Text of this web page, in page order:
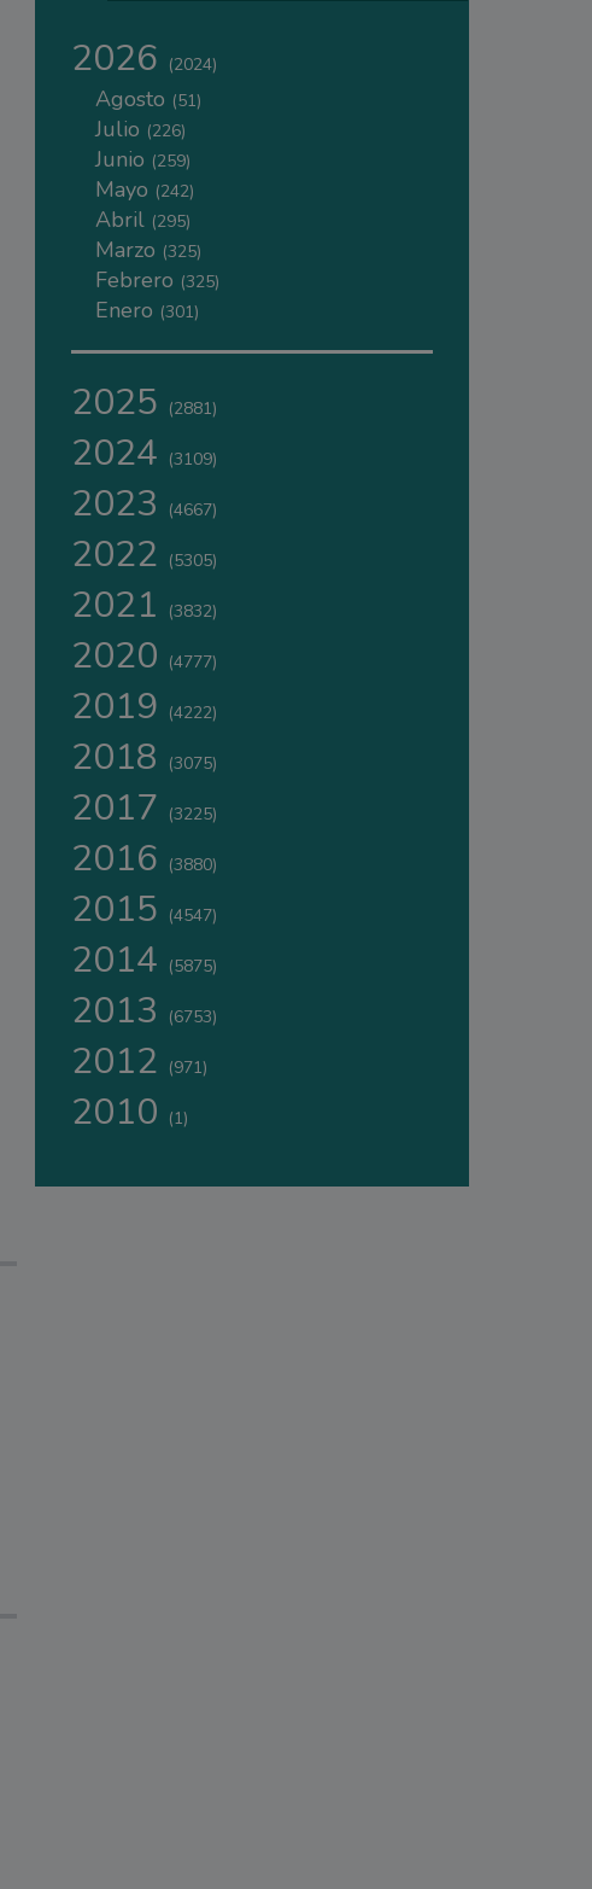
2026 (2024)
Agosto (51)
Julio (226)
Junio (259)
Mayo (242)
Abril (295)
Marzo (325)
Febrero (325)
Enero (301)
2025 (2881)
2024 (3109)
2023 (4667)
2022 (5305)
2021 (3832)
2020 (4777)
2019 (4222)
2018 (3075)
2017 (3225)
2016 (3880)
2015 (4547)
2014 (5875)
2013 (6753)
2012 (971)
2010 (1)